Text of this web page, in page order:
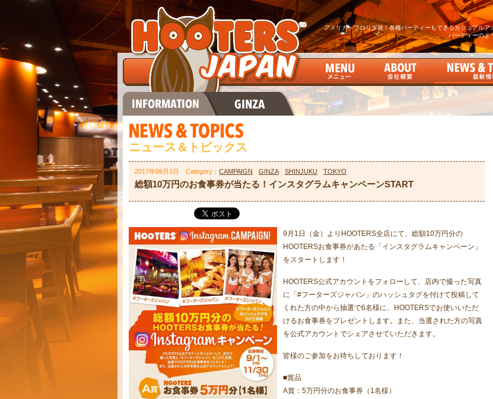
アメリカ・フロリダ発！各種パーティーもできるカジュアル
パーティーのよ
ニュース＆トピックス
2017年09月1日 Category： CAMPAIGN GINZA SHINJUKU TOKYO
総額10万円のお食事券が当たる！インスタグラムキャンペーンSTART
9月1日（金）よりHOOTERS全店にて、総額10万円分の
HOOTERSお食事券があたる「インスタグラムキャンペーン」
をスタートします！
HOOTERS公式アカウントをフォローして、店内で撮った写真
に「#フーターズジャパン」のハッシュタグを付けて投稿して
くれた方の中から抽選で6名様に、HOOTERSでお使いいただ
けるお食事券をプレゼントします。また、当選された方の写真
を公式アカウントでシェアさせていただきます。
皆様のご参加をお待ちしております！
■賞品
A賞：5万円分のお食事券（1名様）